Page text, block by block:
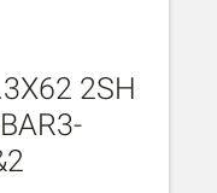
2SH